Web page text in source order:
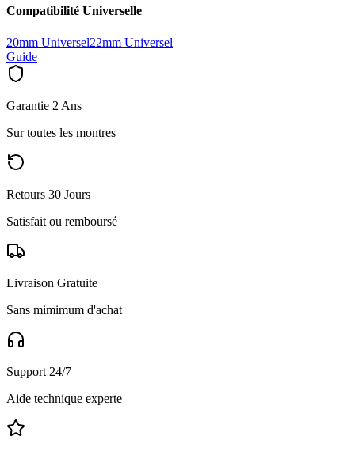
Compatibilité Universelle
20mm Universel22mm Universel
Guide
Garantie 2 Ans
Sur toutes les montres
Retours 30 Jours
Satisfait ou remboursé
Livraison Gratuite
Sans mimimum d'achat
Support 24/7
Aide technique experte